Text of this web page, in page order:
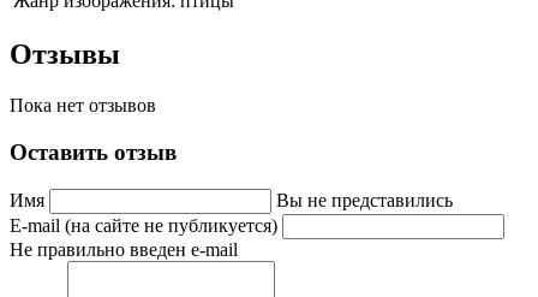
Отзывы
Пока нет отзывов
Оставить отзыв
Имя
Вы не представились
E-mail (на сайте не публикуется)
Не правильно введен e-mail